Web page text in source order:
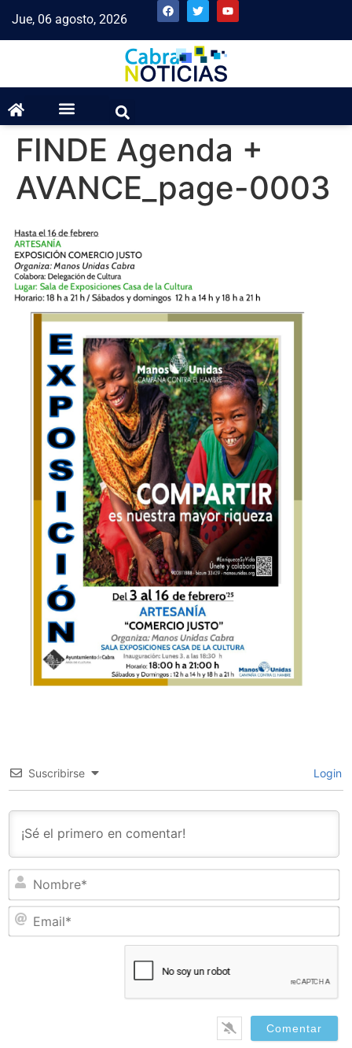
Jue, 06 agosto, 2026
FINDE Agenda +
AVANCE_page-0003
Suscribirse Login